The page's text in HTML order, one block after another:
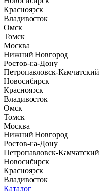
Красноярск
Владивосток
Омск
Томск
Москва
Нижний Новгород
Ростов-на-Дону
Петропавловск-Камчатский
Новосибирск
Красноярск
Владивосток
Омск
Томск
Москва
Нижний Новгород
Ростов-на-Дону
Петропавловск-Камчатский
Новосибирск
Красноярск
Владивосток
Каталог